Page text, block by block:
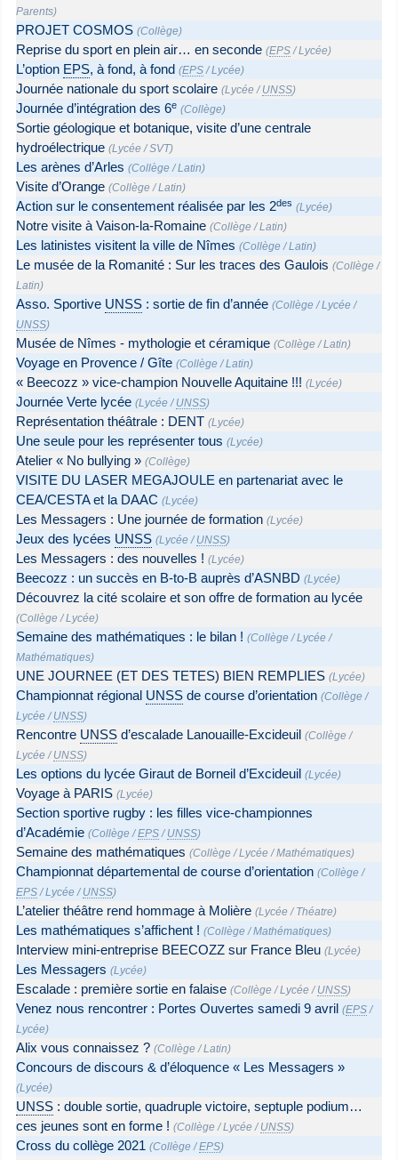
Parents)
PROJET COSMOS (Collège)
Reprise du sport en plein air… en seconde (EPS /Lycée)
L’option EPS, à fond, à fond (EPS /Lycée)
Journée nationale du sport scolaire (Lycée / UNSS)
Journée d’intégration des 6e (Collège)
Sortie géologique et botanique, visite d’une centrale
hydroélectrique (Lycée /SVT)
Les arènes d’Arles (Collège /Latin)
Visite d’Orange (Collège /Latin)
Action sur le consentement réalisée par les 2des (Lycée)
Notre visite à Vaison-la-Romaine (Collège /Latin)
Les latinistes visitent la ville de Nîmes (Collège /Latin)
Le musée de la Romanité : Sur les traces des Gaulois (Collège /
Latin)
Asso. Sportive UNSS : sortie de fin d’année (Collège /Lycée /
UNSS)
Musée de Nîmes - mythologie et céramique (Collège /Latin)
Voyage en Provence / Gîte (Collège /Latin)
« Beecozz » vice-champion Nouvelle Aquitaine !!! (Lycée)
Journée Verte lycée (Lycée / UNSS)
Représentation théâtrale : DENT (Lycée)
Une seule pour les représenter tous (Lycée)
Atelier « No bullying » (Collège)
VISITE DU LASER MEGAJOULE en partenariat avec le
CEA/CESTA et la DAAC (Lycée)
Les Messagers : Une journée de formation (Lycée)
Jeux des lycées UNSS (Lycée / UNSS)
Les Messagers : des nouvelles ! (Lycée)
Beecozz : un succès en B-to-B auprès d’ASNBD (Lycée)
Découvrez la cité scolaire et son offre de formation au lycée
(Collège /Lycée)
Semaine des mathématiques : le bilan ! (Collège /Lycée /
Mathématiques)
UNE JOURNEE (ET DES TETES) BIEN REMPLIES (Lycée)
Championnat régional UNSS de course d’orientation (Collège /
Lycée / UNSS)
Rencontre UNSS d’escalade Lanouaille-Excideuil (Collège /
Lycée / UNSS)
Les options du lycée Giraut de Borneil d’Excideuil (Lycée)
Voyage à PARIS (Lycée)
Section sportive rugby : les filles vice-championnes
d’Académie (Collège /EPS / UNSS)
Semaine des mathématiques (Collège /Lycée /Mathématiques)
Championnat départemental de course d’orientation (Collège /
EPS /Lycée / UNSS)
L’atelier théâtre rend hommage à Molière (Lycée / Théatre)
Les mathématiques s’affichent ! (Collège /Mathématiques)
Interview mini-entreprise BEECOZZ sur France Bleu (Lycée)
Les Messagers (Lycée)
Escalade : première sortie en falaise (Collège /Lycée / UNSS)
Venez nous rencontrer : Portes Ouvertes samedi 9 avril (EPS /
Lycée)
Alix vous connaissez ? (Collège /Latin)
Concours de discours & d’éloquence « Les Messagers »
(Lycée)
UNSS : double sortie, quadruple victoire, septuple podium…
ces jeunes sont en forme ! (Collège /Lycée / UNSS)
Cross du collège 2021 (Collège /EPS)